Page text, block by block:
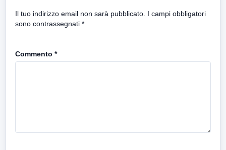
Il tuo indirizzo email non sarà pubblicato. I campi obbligatori
sono contrassegnati *
Commento *